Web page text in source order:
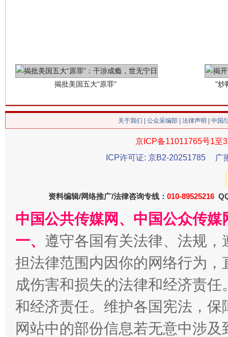
关于我们 公众采编部 法律声明 | 中国
京ICP备11011765号1至
ICP许可证: 京B2-20251785
广
资料编辑/网络推广/法律咨询专线： 010-89525216
中国公共传媒网、中国公众传
一、 遵守各国有关法律、法规
担法律范围内因你的网络行为
成伤害和损失的法律和经济责
和经济责任。维护各国宪法，
网站中的部份信息若无意中涉